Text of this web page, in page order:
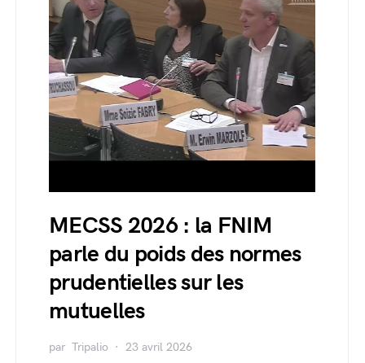
MECSS 2026 : la FNIM
parle du poids des normes
prudentielles sur les
mutuelles
par Tripalio 23 avril 2026